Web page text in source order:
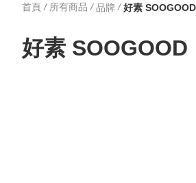
首頁 / 所有商品 / 品牌 / 好素 SOOGOOD
好素 SOOGOOD